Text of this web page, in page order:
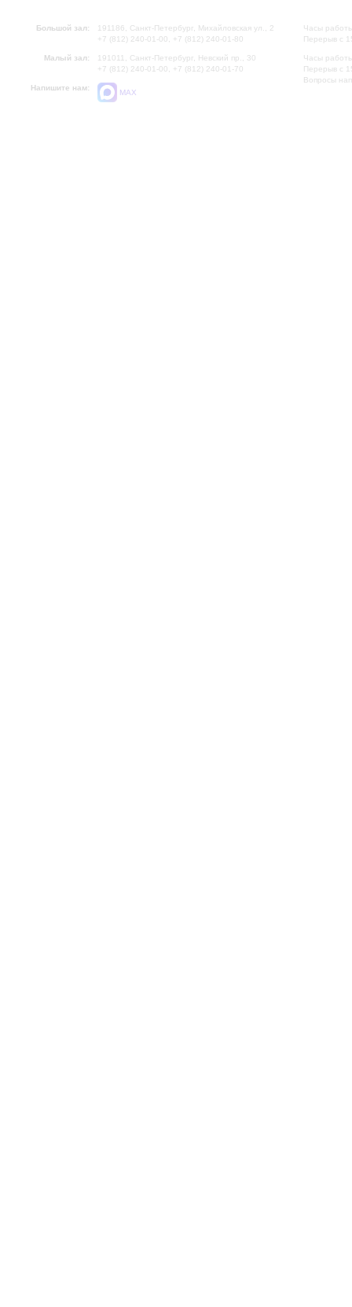
Большой зал:
191186, Санкт-Петербург, Михайловская ул., 2
+7 (812) 240-01-00, +7 (812) 240-01-80
Малый зал:
191011, Санкт-Петербург, Невский пр., 30
+7 (812) 240-01-00, +7 (812) 240-01-70
Напишите нам:
MAX
Часы
Перерыв с
Часы
Перерыв с
Вопросы